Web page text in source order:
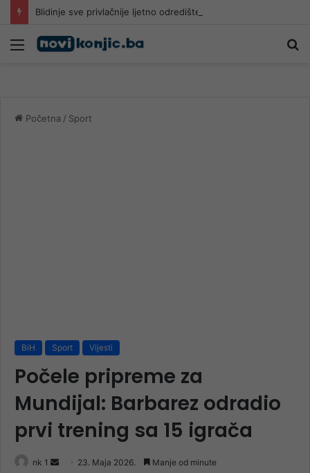
Meni
Početna / Sport
BiH Sport Vijesti
Počele pripreme za
Mundijal: Barbarez odradio
prvi trening sa 15 igrača
nk 1
Send 23. Maja 2026. Manje od minute